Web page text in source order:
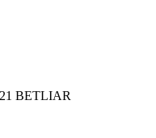
BETLIAR